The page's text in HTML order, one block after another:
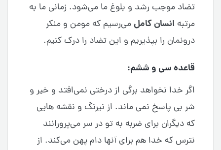
تضاد موجب رشد و بلوغ ما می‌شود. زمانی ما به
مرتبه انسان کامل می‌رسیم که مومن و منکر
درونمان را بپذیریم و این تضاد را درک کنیم.
قاعده سی و ششم:
اگر خدا نخواهد برگی از درختی نمی‌افتد و خیر و
شر بی پاسخ نمی ماند. از نیرنگ و نقشه هایی
که دیگران برای ضربه به تو در سر می‌پرورانند
نترس که خدا هم برای آنها دام پهن می‌کند. از